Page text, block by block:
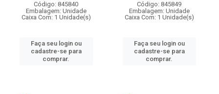
Código: 845840
Embalagem: Unidade
Caixa Com: 1 Unidade(s)
Faça seu login ou
cadastre-se para
comprar.
Código: 845849
Embalagem: Unidade
Caixa Com: 1 Unidade(s)
Faça seu login ou
cadastre-se para
comprar.